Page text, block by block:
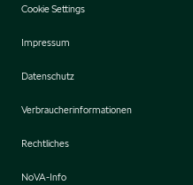
Cookie Settings
Impressum
Datenschutz
Verbraucherinformationen
Rechtliches
NoVA-Info